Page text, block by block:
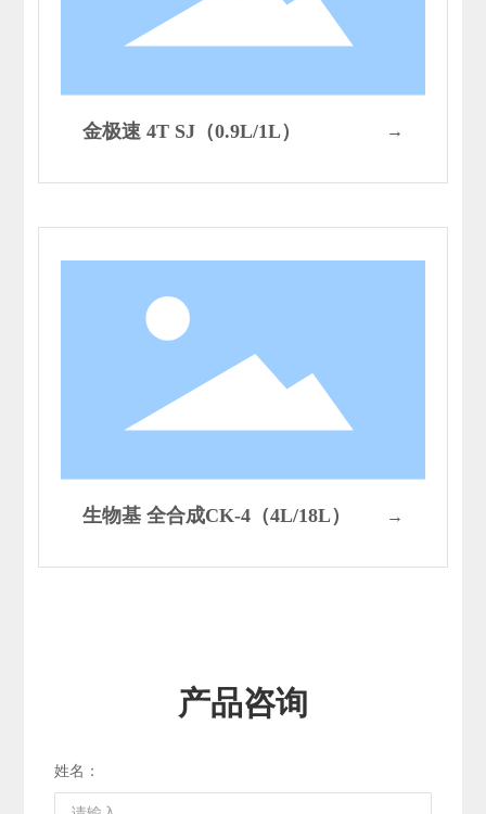
金极速 4T SJ（0.9L/1L） →
生物基 全合成CK-4（4L/18L） →
产品咨询
姓名：